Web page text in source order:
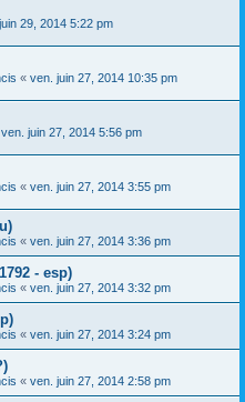
29, 2014 5:22 pm
« ven. juin 27, 2014 10:35 pm
ven. juin 27, 2014 5:56 pm
« ven. juin 27, 2014 3:55 pm
« ven. juin 27, 2014 3:36 pm
- esp)
« ven. juin 27, 2014 3:32 pm
« ven. juin 27, 2014 3:24 pm
« ven. juin 27, 2014 2:58 pm